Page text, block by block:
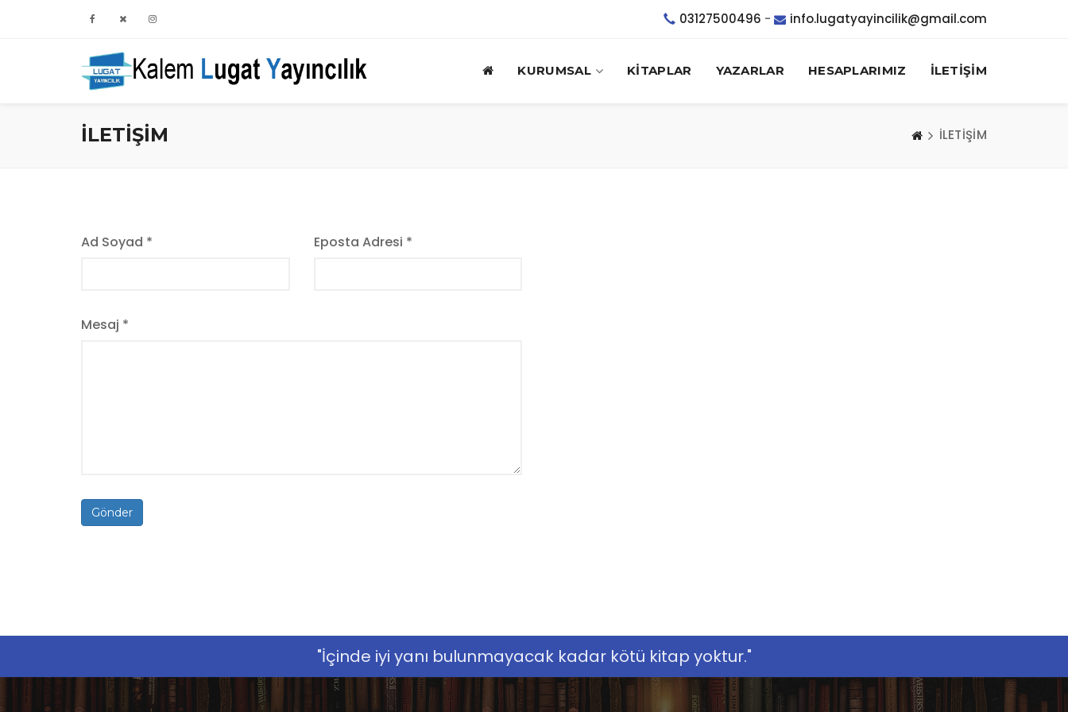
03127500496 - info.lugatyayincilik@gmail.com
KURUMSAL KİTAPLAR YAZARLAR HESAPLARIMIZ İLETİŞİM
İLETİŞİM İLETİŞİM
Ad Soyad * Eposta Adresi *
Mesaj *
Gönder
"İçinde iyi yanı bulunmayacak kadar kötü kitap yoktur."